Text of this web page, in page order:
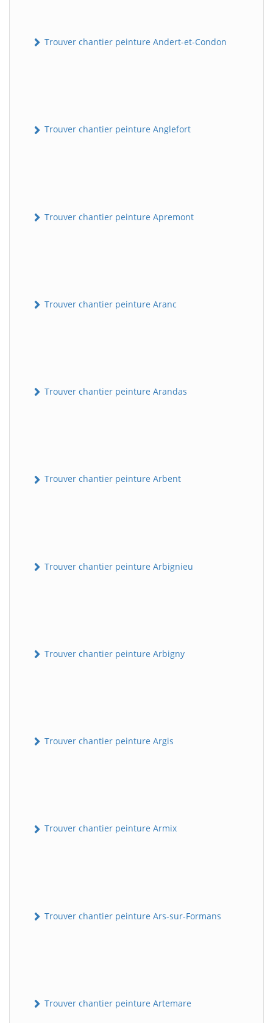
Trouver chantier peinture Andert-et-Condon
Trouver chantier peinture Anglefort
Trouver chantier peinture Apremont
Trouver chantier peinture Aranc
Trouver chantier peinture Arandas
Trouver chantier peinture Arbent
Trouver chantier peinture Arbignieu
Trouver chantier peinture Arbigny
Trouver chantier peinture Argis
Trouver chantier peinture Armix
Trouver chantier peinture Ars-sur-Formans
Trouver chantier peinture Artemare